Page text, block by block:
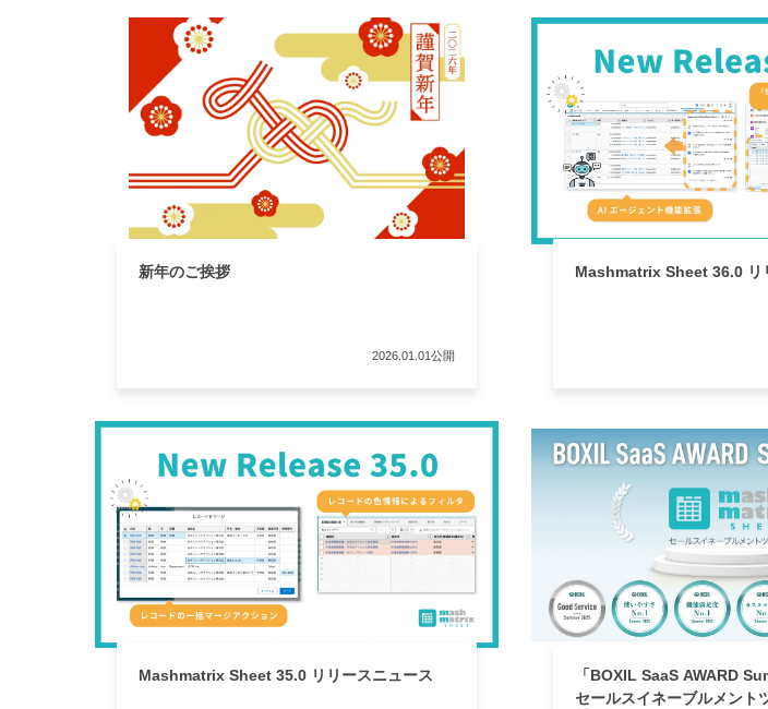
新年のご挨拶
2026.01.01公開
Mashmatrix Sheet 36.0 リ
Mashmatrix Sheet 35.0 リリースニュース
「BOXIL SaaS AWARD
セールスイネーブルメント